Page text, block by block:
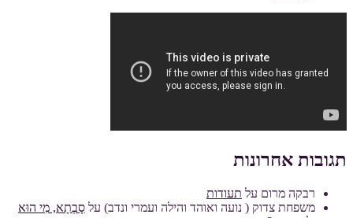
תגובות אחרונות
רבקה מרום על תעודות
משפחת צדוק ( נועה ואוהד והילה ועמרי ונדב) על סָבְתָא, מִי הוּא